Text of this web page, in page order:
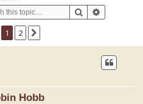
Search
1 2
Hobb